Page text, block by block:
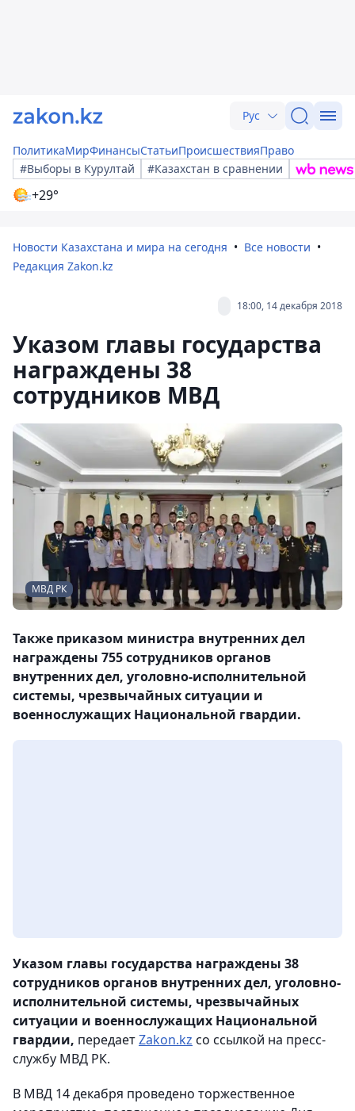
Рус
ПолитикаМирФинансыСтатьиПроисшествияПраво
#Выборы в Курултай
#Казахстан в сравнении
+29°
Новости Казахстана и мира на сегодня
Все новости
Редакция Zakon.kz
18:00, 14 декабря 2018
Указом главы государства
награждены 38
сотрудников МВД
МВД РК
Также приказом министра внутренних дел
награждены 755 сотрудников органов
внутренних дел, уголовно-исполнительной
системы, чрезвычайных ситуации и
военнослужащих Национальной гвардии.
Указом главы государства награждены 38
сотрудников органов внутренних дел, уголовно-
исполнительной системы, чрезвычайных
ситуации и военнослужащих Национальной
гвардии, передаетZakon.kz со ссылкой на пресс-
службу МВД РК.
В МВД 14 декабря проведено торжественное